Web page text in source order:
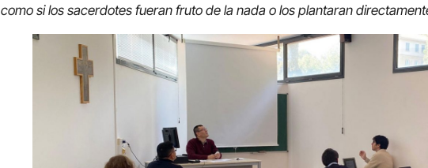
como si los sacerdotes fueran fruto de la nada o los plantaran